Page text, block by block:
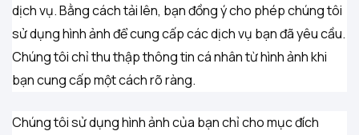
dịch vụ. Bằng cách tải lên, bạn đồng ý cho phép chúng tôi
sử dụng hình ảnh để cung cấp các dịch vụ bạn đã yêu cầu.
Chúng tôi chỉ thu thập thông tin cá nhân từ hình ảnh khi
bạn cung cấp một cách rõ ràng.
Chúng tôi sử dụng hình ảnh của bạn chỉ cho mục đích